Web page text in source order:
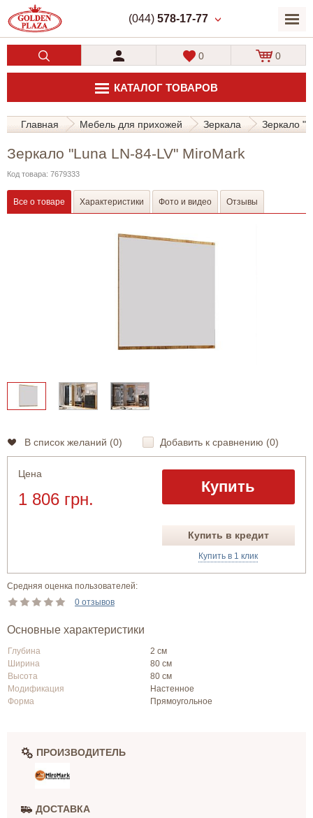
(044) 578-17-77
КАТАЛОГ ТОВАРОВ
0 0
Главная Мебель для прихожей Зеркала Зеркало
Зеркало "Luna LN-84-LV" MiroMark
Код товара: 7679333
Все о товаре Характеристики Фото и видео Отзывы
В список желаний (0) Добавить к сравнению (0)
Цена
1 806 грн.
Купить
Купить в кредит
Купить в 1 клик
Средняя оценка пользователей:
0 отзывов
Основные характеристики
Глубина
2 см
Ширина
80 см
Высота
80 см
Модификация
Настенное
Форма
Прямоугольное
ПРОИЗВОДИТЕЛЬ
ДОСТАВКА